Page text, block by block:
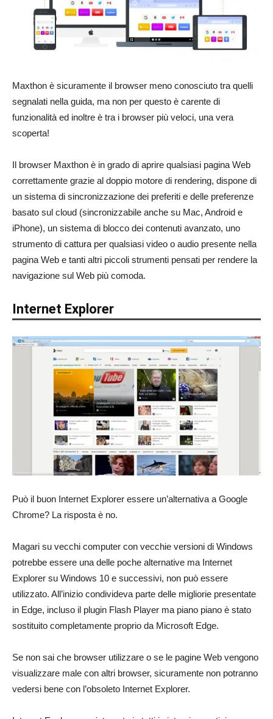
Maxthon è sicuramente il browser meno conosciuto tra quelli
segnalati nella guida, ma non per questo è carente di
funzionalità ed inoltre è tra i browser più veloci, una vera
scoperta!
Il browser Maxthon è in grado di aprire qualsiasi pagina Web
correttamente grazie al doppio motore di rendering, dispone di
un sistema di sincronizzazione dei preferiti e delle preferenze
basato sul cloud (sincronizzabile anche su Mac, Android e
iPhone), un sistema di blocco dei contenuti avanzato, uno
strumento di cattura per qualsiasi video o audio presente nella
pagina Web e tanti altri piccoli strumenti pensati per rendere la
navigazione sul Web più comoda.
Internet Explorer
Può il buon Internet Explorer essere un’alternativa a Google
Chrome? La risposta è no.
Magari su vecchi computer con vecchie versioni di Windows
potrebbe essere una delle poche alternative ma Internet
Explorer su Windows 10 e successivi, non può essere
utilizzato. All’inizio condivideva parte delle migliorie presentate
in Edge, incluso il plugin Flash Player ma piano piano è stato
sostituito completamente proprio da Microsoft Edge.
Se non sai che browser utilizzare o se le pagine Web vengono
visualizzare male con altri browser, sicuramente non potranno
vedersi bene con l’obsoleto Internet Explorer.